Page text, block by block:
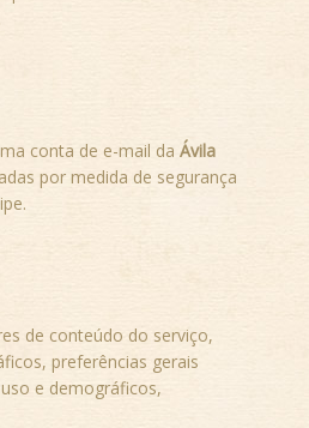
conta de e-mail da Ávila
por medida de segurança
de conteúdo do serviço,
preferências gerais
e demográficos,